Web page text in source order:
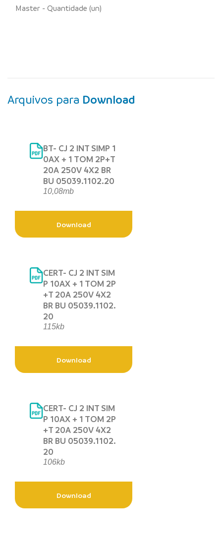
Master - Quantidade (un)
Arquivos para Download
BT- CJ 2 INT SIMP 1
0AX + 1 TOM 2P+T
20A 250V 4X2 BR
BU 05039.1102.20
10,08mb
Download
CERT- CJ 2 INT SIM
P 10AX + 1 TOM 2P
+T 20A 250V 4X2
BR BU 05039.1102.
20
115kb
Download
CERT- CJ 2 INT SIM
P 10AX + 1 TOM 2P
+T 20A 250V 4X2
BR BU 05039.1102.
20
106kb
Download